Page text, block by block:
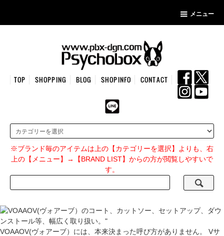
メニュー
TOP SHOPPING BLOG SHOPINFO CONTACT
※ブランド毎のアイテムは上の【カテゴリーを選択】よりも、右
上の【メニュー】→【BRAND LIST】からの方が閲覧しやすいで
す。
VOAAOV(ヴォアーブ）には、本来決まった呼び方がありません。 Vサ